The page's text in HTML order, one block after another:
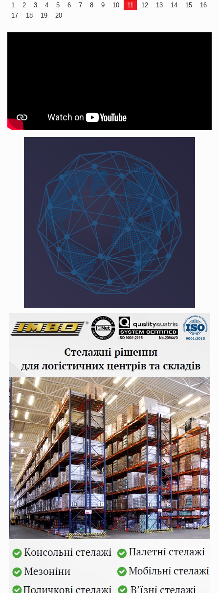
1 2 3 4 5 6 7 8 9 10 11 12 13 14 15
16
17
18 19 20